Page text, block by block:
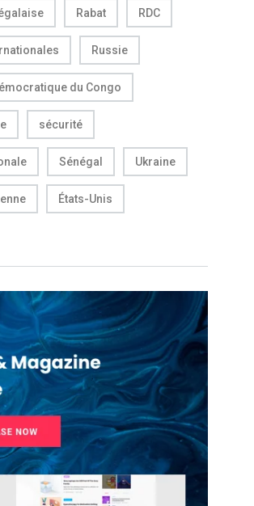
Rabat RDC
Russie
du Congo
sécurité
Sénégal Ukraine
États-Unis